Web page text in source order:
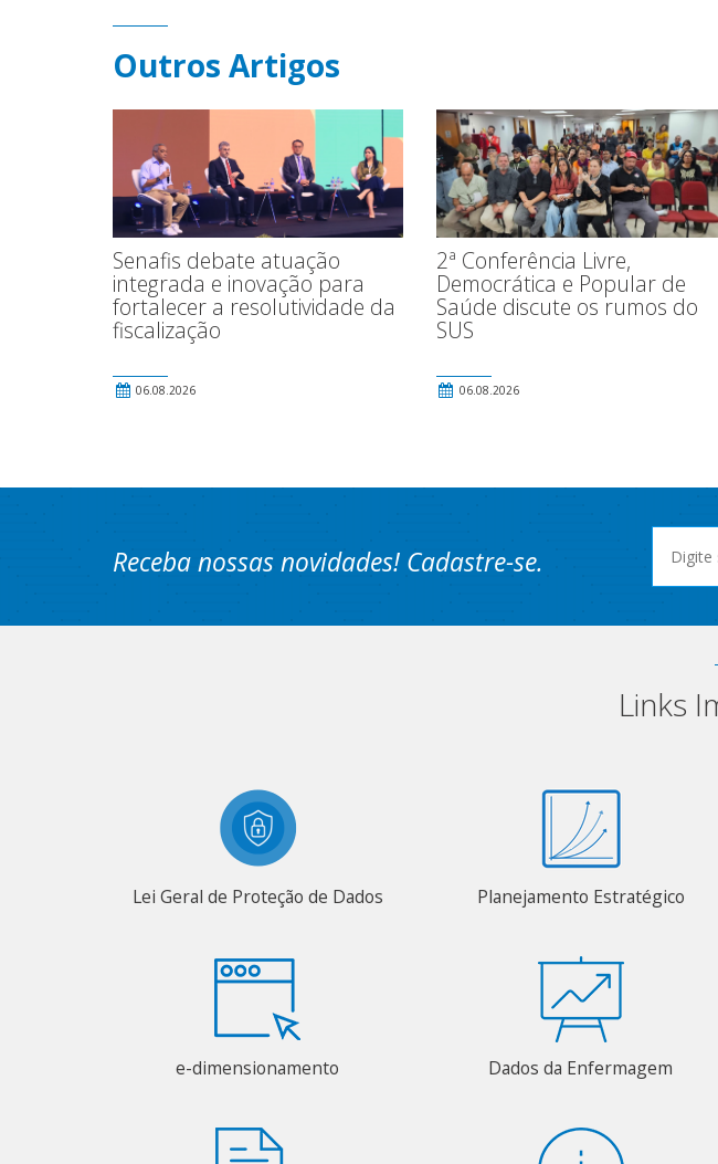
Outros Artigos
Senafis debate atuação
integrada e inovação para
fortalecer a resolutividade da
fiscalização
06.08.2026
2ª Conferência Livre,
Democrática e Popular de
Saúde discute os rumos do
SUS
06.08.2026
Receba nossas novidades! Cadastre-se.
Links
Lei Geral de Proteção de Dados Planejamento Estratégico
e-dimensionamento Dados da Enfermagem